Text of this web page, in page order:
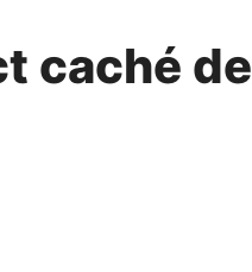
caché de